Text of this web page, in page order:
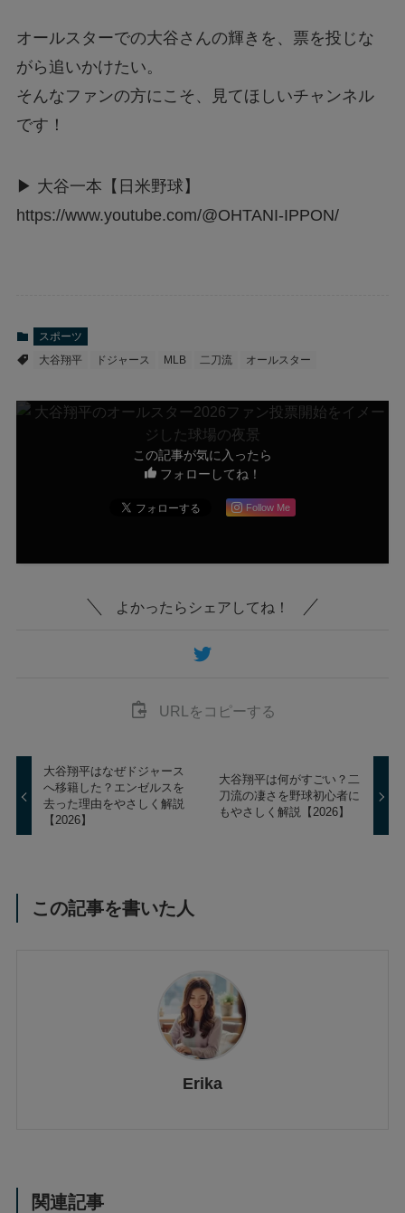
オールスターでの大谷さんの輝きを、票を投じな
がら追いかけたい。
そんなファンの方にこそ、見てほしいチャンネル
です！
▶ 大谷一本【日米野球】
https://www.youtube.com/@OHTANI-IPPON/
スポーツ
大谷翔平
ドジャース MLB 二刀流 オールスター
この記事が気に入ったら
フォローしてね！
Follow Me
よかったらシェアしてね！
URLをコピーする
大谷翔平はなぜドジャース
へ移籍した？エンゼルスを
去った理由をやさしく解説
【2026】
大谷翔平は何がすごい？二
刀流の凄さを野球初心者に
もやさしく解説【2026】
この記事を書いた人
Erika
関連記事